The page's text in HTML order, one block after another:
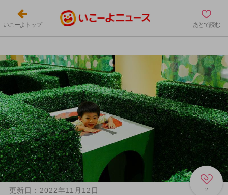
いこーよトップ あとで読む
2
更新日： 2022年11月12日